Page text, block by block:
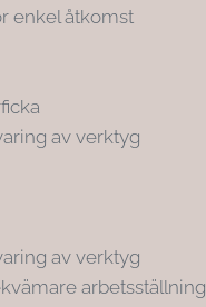
enkel åtkomst
av verktyg
av verktyg
arbetsställning